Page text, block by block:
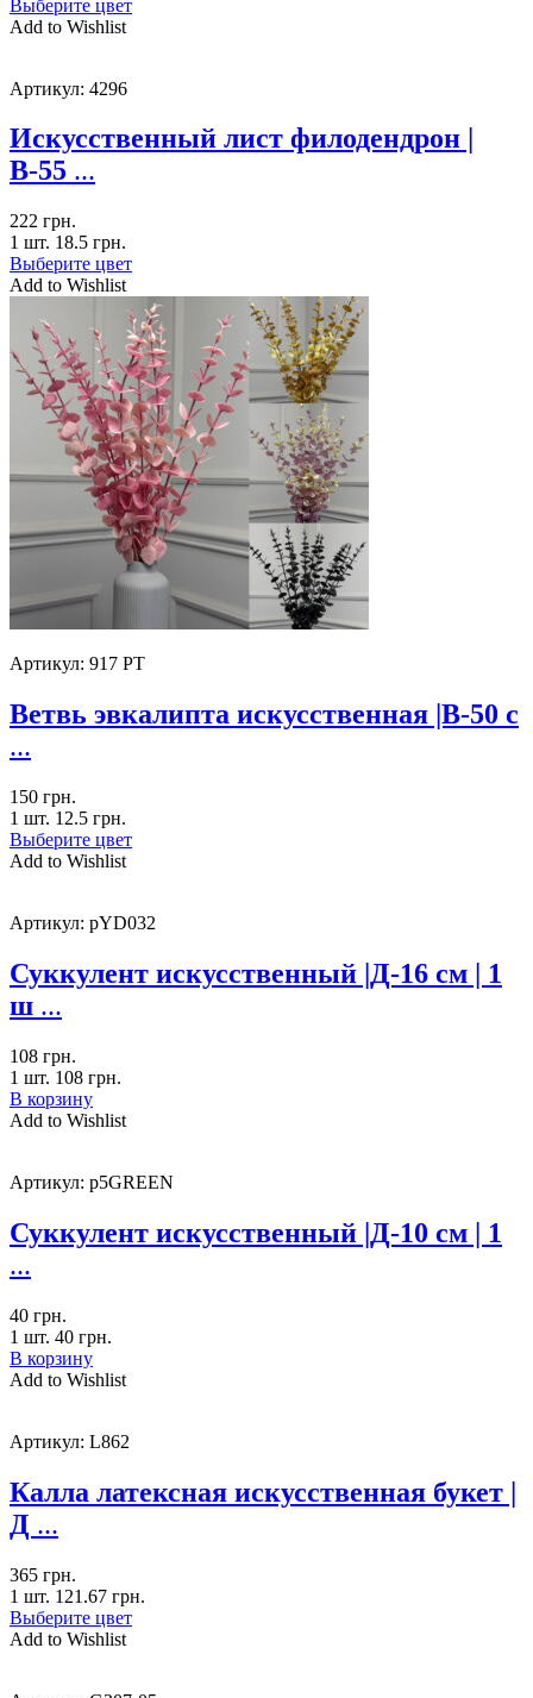
Выберите цвет
Add to Wishlist
Артикул: 4296
Искусственный лист филодендрон |
В-55 ...
222 грн.
1 шт. 18.5 грн.
Выберите цвет
Add to Wishlist
Артикул: 917 PT
Ветвь эвкалипта искусственная |В-50 с
...
150 грн.
1 шт. 12.5 грн.
Выберите цвет
Add to Wishlist
Артикул: pYD032
Суккулент искусственный |Д-16 см | 1
ш ...
108 грн.
1 шт. 108 грн.
В корзину
Add to Wishlist
Артикул: p5GREEN
Суккулент искусственный |Д-10 см | 1
...
40 грн.
1 шт. 40 грн.
В корзину
Add to Wishlist
Артикул: L862
Калла латексная искусственная букет |
Д ...
365 грн.
1 шт. 121.67 грн.
Выберите цвет
Add to Wishlist